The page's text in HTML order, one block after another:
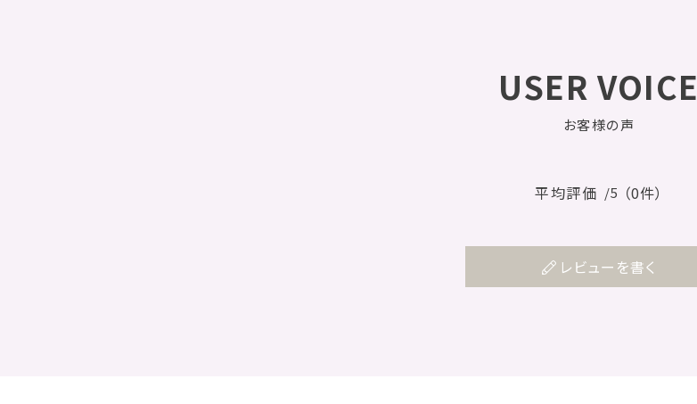
USER VOICE
お客様の声
平均評価 /5 （0件）
レビューを書く